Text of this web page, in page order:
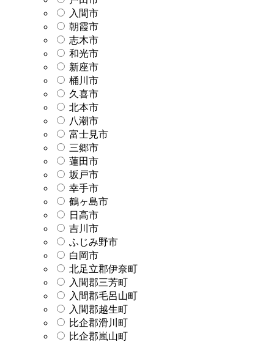
入間市
朝霞市
志木市
和光市
新座市
桶川市
久喜市
北本市
八潮市
富士見市
三郷市
蓮田市
坂戸市
幸手市
鶴ヶ島市
日高市
吉川市
ふじみ野市
白岡市
北足立郡伊奈町
入間郡三芳町
入間郡毛呂山町
入間郡越生町
比企郡滑川町
比企郡嵐山町